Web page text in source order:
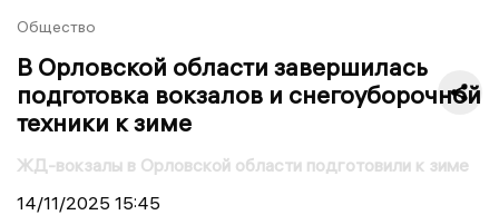
Общество
В Орловской области завершилась
подготовка вокзалов и снегоуборочной
техники к зиме
ЖД-вокзалы в Орловской области подготовили к зиме
14/11/2025 15:45